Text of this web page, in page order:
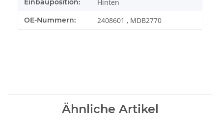
Einbauposition: Hinten
OE-Nummern: 2408601 , MDB2770
Ähnliche Artikel